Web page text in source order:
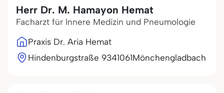
Herr Dr. M. Hamayon Hemat
Facharzt für Innere Medizin und Pneumologie
Praxis Dr. Aria Hemat
Hindenburgstraße 9341061Mönchengladbach